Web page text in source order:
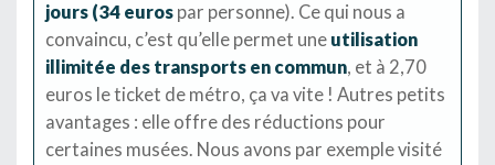
jours (34 euros par personne). Ce qui nous a
convaincu, c’est qu’elle permet une utilisation
illimitée des transports en commun, et à 2,70
euros le ticket de métro, ça va vite ! Autres petits
avantages : elle offre des réductions pour
certaines musées. Nous avons par exemple visité